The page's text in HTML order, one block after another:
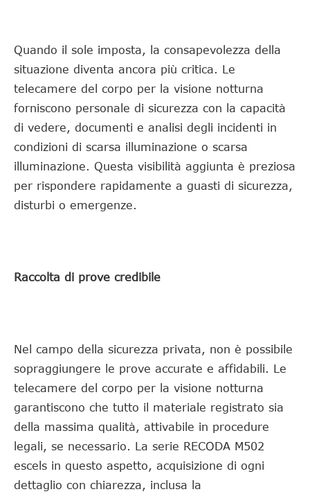
Quando il sole imposta, la consapevolezza della
situazione diventa ancora più critica. Le
telecamere del corpo per la visione notturna
forniscono personale di sicurezza con la capacità
di vedere, documenti e analisi degli incidenti in
condizioni di scarsa illuminazione o scarsa
illuminazione. Questa visibilità aggiunta è preziosa
per rispondere rapidamente a guasti di sicurezza,
disturbi o emergenze.
Raccolta di prove credibile
Nel campo della sicurezza privata, non è possibile
sopraggiungere le prove accurate e affidabili. Le
telecamere del corpo per la visione notturna
garantiscono che tutto il materiale registrato sia
della massima qualità, attivabile in procedure
legali, se necessario. La serie RECODA M502
escels in questo aspetto, acquisizione di ogni
dettaglio con chiarezza, inclusa la